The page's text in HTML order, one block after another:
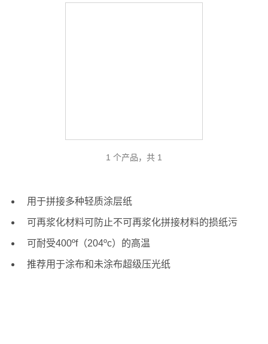
1 个产品，共 1
用于拼接多种轻质涂层纸
可再浆化材料可防止不可再浆化拼接材料的损纸污
可耐受400ºf（204ºc）的高温
推荐用于涂布和未涂布超级压光纸